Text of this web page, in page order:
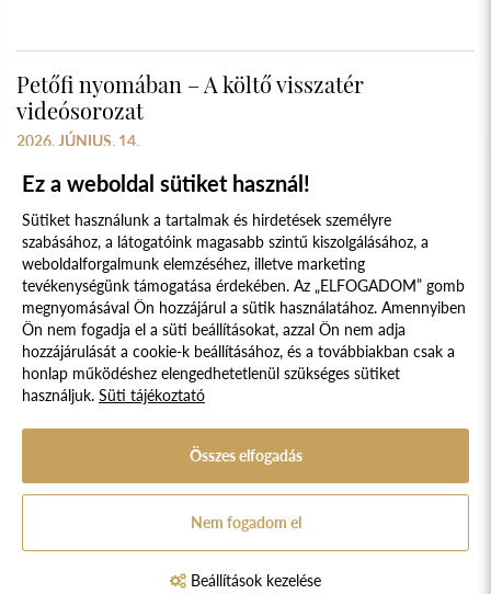
Petőfi nyomában – A költő visszatér
videósorozat
2026. JÚNIUS. 14.
Süti szabályzat Adatvédelmi nyilatkozat
Jogi nyilatkozat
© 2017 - 2026 NÉPFŐISKOLA ALAPÍTVÁNY, LAKITELEK. MINDEN JOG
Ez a weboldal sütiket használ!
Sütiket használunk a tartalmak és hirdetések személyre
szabásához, a látogatóink magasabb szintű kiszolgálásához, a
weboldalforgalmunk elemzéséhez, illetve marketing
tevékenységünk támogatása érdekében. Az „ELFOGADOM” gomb
megnyomásával Ön hozzájárul a sütik használatához. Amennyiben
Ön nem fogadja el a süti beállításokat, azzal Ön nem adja
hozzájárulását a cookie-k beállításához, és a továbbiakban csak a
honlap működéshez elengedhetetlenül szükséges sütiket
használjuk. Süti tájékoztató
Összes elfogadás
Nem fogadom el
Beállítások kezelése